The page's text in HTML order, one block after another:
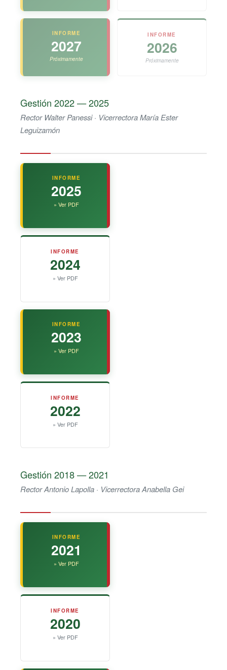
INFORME
2027
Próximamente
INFORME
2026
Próximamente
Gestión 2022 — 2025
Rector Walter Panessi · Vicerrectora María Ester
Leguizamón
INFORME
2025
» Ver PDF
INFORME
2024
» Ver PDF
INFORME
2023
» Ver PDF
INFORME
2022
» Ver PDF
Gestión 2018 — 2021
Rector Antonio Lapolla · Vicerrectora Anabella Gei
INFORME
2021
» Ver PDF
INFORME
2020
» Ver PDF